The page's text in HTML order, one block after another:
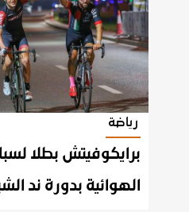
رياضة
برايكوفيتش بطلا
الهوائية بدورة ند